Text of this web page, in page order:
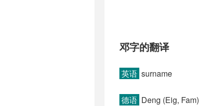
邓字的翻译
英语 surname
德语 Deng (Eig, Fam)